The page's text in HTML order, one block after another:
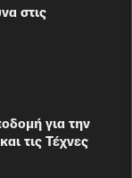
στις
για την
τις Τέχνες